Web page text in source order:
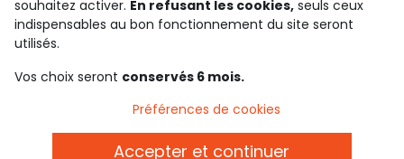
Conditions générales de ventes et d'utilisation
Conditions d’utilisation des réseaux sociaux
Politique de confidentialité
Cookies et données personnelles
Paramètres des cookies
souhaitez activer. En refusant les cookies, seuls ceux
indispensables au bon fonctionnement du site seront
utilisés.
Vos choix seront conservés 6 mois.
Préférences de cookies
Accepter et continuer